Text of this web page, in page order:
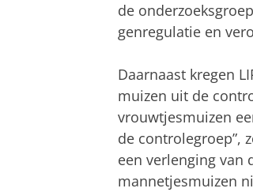
de
genregulatie en
Daarnaast kregen
muizen uit de
vrouwtjesmuizen
de controlegroep”,
een verlenging van
mannetjesmuizen